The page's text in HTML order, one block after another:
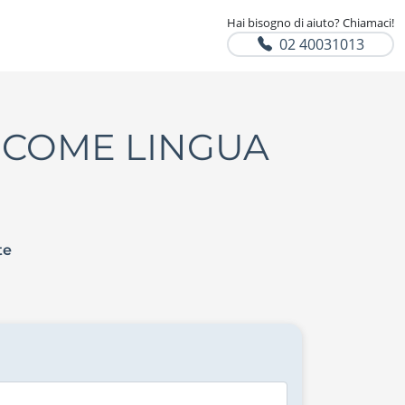
Hai bisogno di aiuto? Chiamaci!
02 40031013
LINGUA